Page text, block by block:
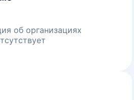
об организациях